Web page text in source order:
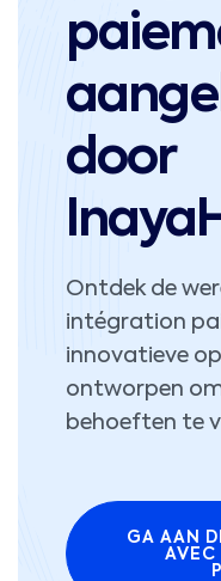
door
Ontdek de
intégration
innovatieve
ontworpen
behoeften te
GA AAN
AVEC